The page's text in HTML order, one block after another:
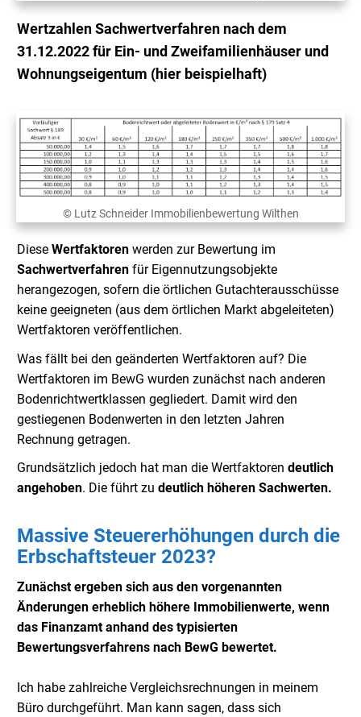
Wertzahlen Sachwertverfahren nach dem
31.12.2022 für Ein- und Zweifamilienhäuser und
Wohnungseigentum (hier beispielhaft)
© Lutz Schneider Immobilienbewertung Wilthen
Diese Wertfaktoren werden zur Bewertung im
Sachwertverfahren für Eigennutzungsobjekte
herangezogen, sofern die örtlichen Gutachterausschüsse
keine geeigneten (aus dem örtlichen Markt abgeleiteten)
Wertfaktoren veröffentlichen.
Was fällt bei den geänderten Wertfaktoren auf? Die
Wertfaktoren im BewG wurden zunächst nach anderen
Bodenrichtwertklassen gegliedert. Damit wird den
gestiegenen Bodenwerten in den letzten Jahren
Rechnung getragen.
Grundsätzlich jedoch hat man die Wertfaktoren deutlich
angehoben. Die führt zu deutlich höheren Sachwerten.
Massive Steuererhöhungen durch die
Erbschaftsteuer 2023?
Zunächst ergeben sich aus den vorgenannten
Änderungen erheblich höhere Immobilienwerte, wenn
das Finanzamt anhand des typisierten
Bewertungsverfahrens nach BewG bewertet.
Ich habe zahlreiche Vergleichsrechnungen in meinem
Büro durchgeführt. Man kann sagen, dass sich